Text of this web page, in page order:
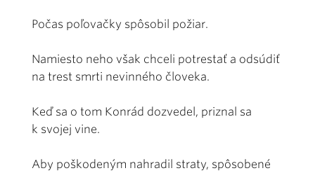
Počas poľovačky spôsobil požiar.
Namiesto neho však chceli potrestať a odsúdiť
na trest smrti nevinného človeka.
Keď sa o tom Konrád dozvedel, priznal sa
k svojej vine.
Aby poškodeným nahradil straty, spôsobené